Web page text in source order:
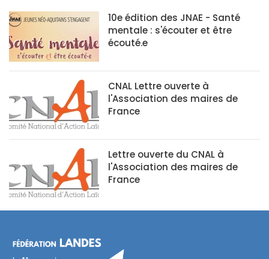
10e édition des JNAE - Santé
mentale : s'écouter et être
écouté.e
CNAL Lettre ouverte à
l'Association des maires de
France
Lettre ouverte du CNAL à
l'Association des maires de
France